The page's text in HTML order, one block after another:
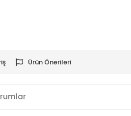
Ürün Önerileri